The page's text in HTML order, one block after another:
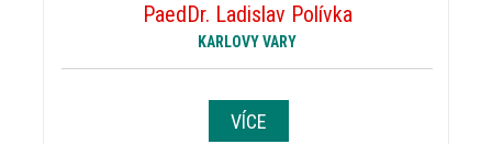
PaedDr. Ladislav Polívka
KARLOVY VARY
VÍCE